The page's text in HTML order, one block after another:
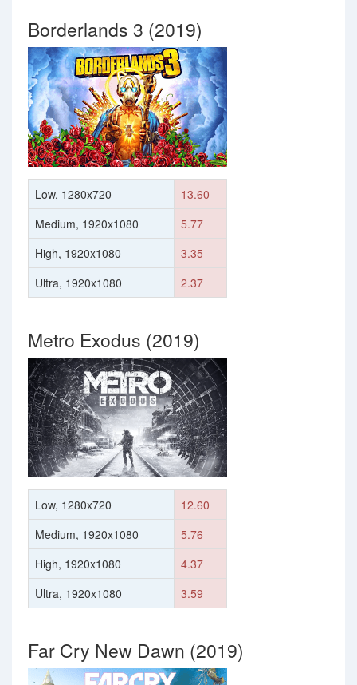
Borderlands 3 (2019)
Low, 1280x720
13.60
Medium, 1920x1080
5.77
High, 1920x1080
3.35
Ultra, 1920x1080
2.37
Metro Exodus (2019)
Low, 1280x720
12.60
Medium, 1920x1080
5.76
High, 1920x1080
4.37
Ultra, 1920x1080
3.59
Far Cry New Dawn (2019)